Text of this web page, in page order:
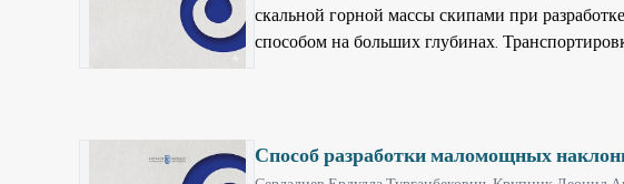
скальной горной массы скипами при
способом на больших глубинах.
открытых горных работ осуществляется за
- под разгрузку, отличается тем, что
одна за одной, на каждой из которых действует
Способ разработки маломощных